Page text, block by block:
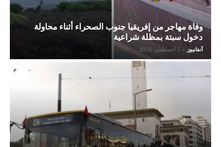
وفاة مهاجر من إفريقيا جنوب الصحراء أثناء محاولة
دخول سبتة بمظلة شراعية
آنفانيوز - 7 أغسطس، 2026